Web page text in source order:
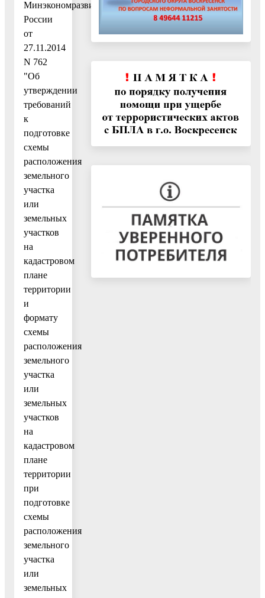
Минэкономразвития
России
от
27.11.2014
N 762
"Об
утверждении
требований
к
подготовке
схемы
расположения
земельного
участка
или
земельных
участков
на
кадастровом
плане
территории
и
формату
схемы
расположения
земельного
участка
или
земельных
участков
на
кадастровом
плане
территории
при
подготовке
схемы
расположения
земельного
участка
или
земельных